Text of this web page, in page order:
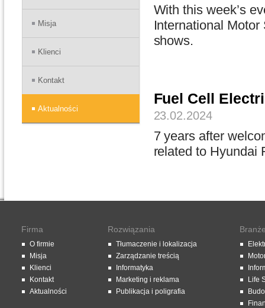
With this week’s
International
shows.
Fuel Cell
23.02.2024
7 years after
related to Hyundai
Misja
Klienci
Kontakt
Aktualności
Firma
O firmie
Misja
Klienci
Kontakt
Aktualności
Rozwiązania
Tłumaczenie i lokalizacja
Zarządzanie treścią
Informatyka
Marketing i reklama
Publikacja i poligrafia
Life